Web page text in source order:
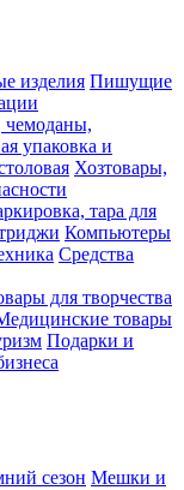
изделия Пишущие
упаковка и
Хозтовары,
тара для
Компьютеры
Средства
для творчества
товары
Подарки и
сезон Мешки и